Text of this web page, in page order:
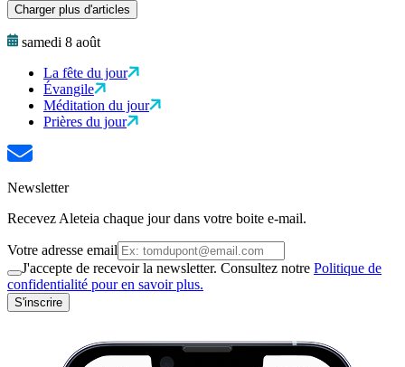
Charger plus d'articles
samedi 8 août
La fête du jour
Évangile
Méditation du jour
Prières du jour
Newsletter
Recevez Aleteia chaque jour dans votre boite e-mail.
Votre adresse email
J'accepte de recevoir la newsletter. Consultez notre Politique de
confidentialité pour en savoir plus.
S'inscrire